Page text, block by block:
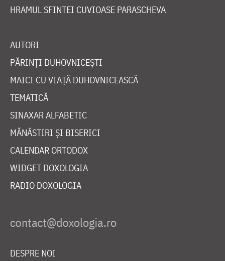
HRAMUL SFINTEI CUVIOASE PARASCHEVA
AUTORI
PĂRINȚI DUHOVNICEȘTI
MAICI CU VIAȚĂ DUHOVNICEASCĂ
TEMATICĂ
SINAXAR ALFABETIC
MĂNĂSTIRI ȘI BISERICI
CALENDAR ORTODOX
WIDGET DOXOLOGIA
RADIO DOXOLOGIA
DESPRE NOI